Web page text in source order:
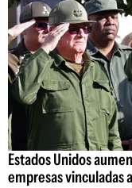
Estados Unidos
empresas vinculadas